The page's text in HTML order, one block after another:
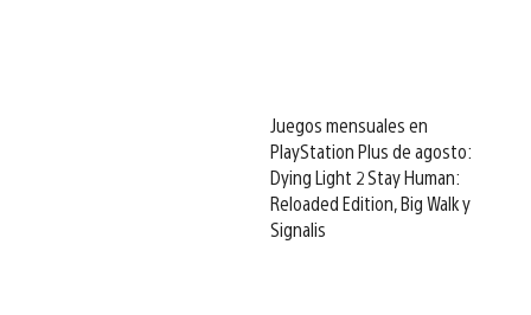
Juegos mensuales en
PlayStation Plus de agosto:
Dying Light 2 Stay Human:
Reloaded Edition, Big Walk y
Signalis